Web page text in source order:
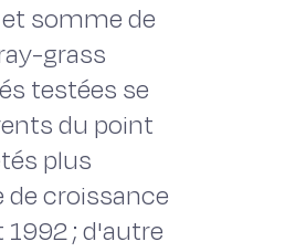
somme de
grass
testées se
du point
plus
de croissance
1992 ; d'autre